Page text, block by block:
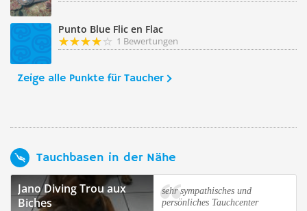
Punto Blue Flic en Flac
1 Bewertungen
Zeige alle Punkte für Taucher
Tauchbasen in der Nähe
Jano Diving Trou aux
Biches
sehr sympathisches und
persönliches Tauchcenter